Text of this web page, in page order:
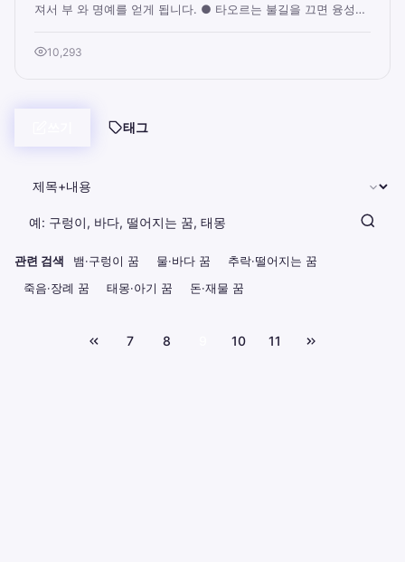
져서 부 와 명예를 얻게 됩니다. ● 타오르는 불길을 끄면 융성하
10,293
태그
관련 검색 뱀·구렁이 꿈 물·바다 꿈
추락·떨어지는 꿈
죽음·장례 꿈
태몽·아기 꿈 돈·재물 꿈
7 8 10 11